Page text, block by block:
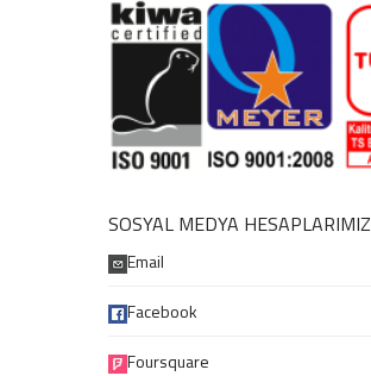
SOSYAL MEDYA HESAPLARIMIZ
Email
Facebook
Foursquare